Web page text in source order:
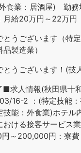
食業：居酒屋) 勤務
月給20万円～22万円
とうございます（特
製造業）
とうございます！(技
求人情報(秋田県十
16-2 ：(特定技能：
技能：外食業)ホテル
おける接客サービス
～200,000円：寮費